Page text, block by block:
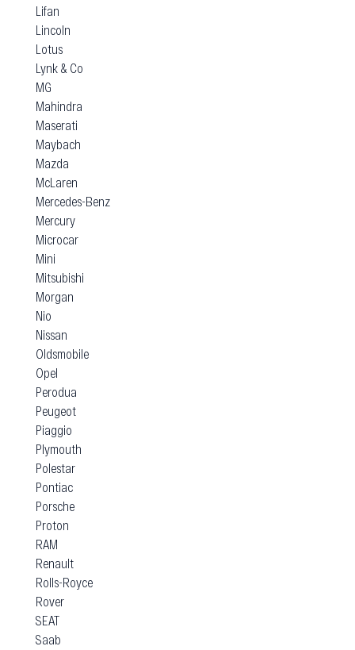
Lifan
Lincoln
Lotus
Lynk & Co
MG
Mahindra
Maserati
Maybach
Mazda
McLaren
Mercedes-Benz
Mercury
Microcar
Mini
Mitsubishi
Morgan
Nio
Nissan
Oldsmobile
Opel
Perodua
Peugeot
Piaggio
Plymouth
Polestar
Pontiac
Porsche
Proton
RAM
Renault
Rolls-Royce
Rover
SEAT
Saab